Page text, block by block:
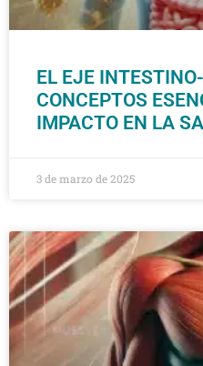
EL EJE
CONCEPTOS
IMPACTO EN LA
3 de marzo de 2025